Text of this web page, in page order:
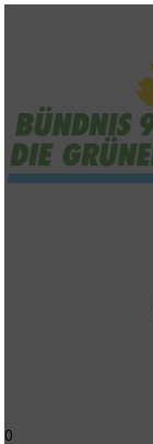
0